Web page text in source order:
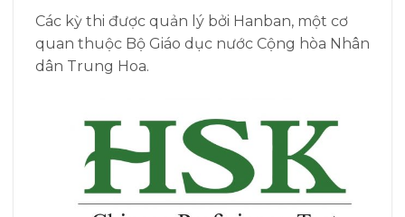
Các kỳ thi được quản lý bởi Hanban, một cơ
quan thuộc Bộ Giáo dục nước Cộng hòa Nhân
dân Trung Hoa.